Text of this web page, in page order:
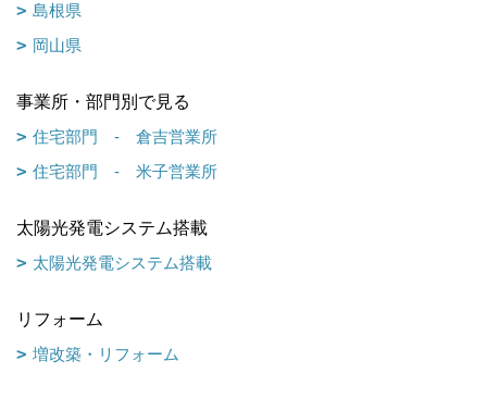
島根県
岡山県
事業所・部門別で見る
住宅部門 - 倉吉営業所
住宅部門 - 米子営業所
太陽光発電システム搭載
太陽光発電システム搭載
リフォーム
増改築・リフォーム